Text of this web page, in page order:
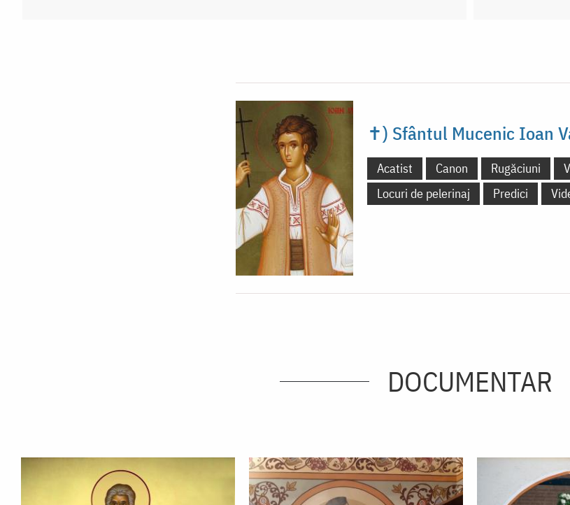
✝) Sfântul Mucenic Ioan
Acatist Canon Rugăciuni
Locuri de pelerinaj
Predici
DOCUMENTAR